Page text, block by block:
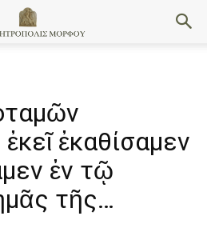
ἐκαθίσαμεν
ἐν τῷ
τῆς…